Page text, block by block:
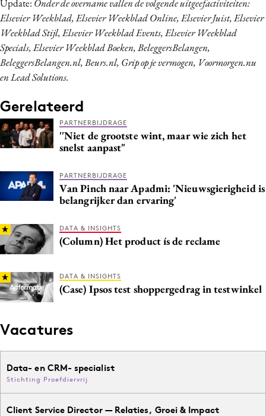
Update: Onder de overname vallen de volgende uitgeefactiviteiten:
Elsevier Weekblad, Elsevier Weekblad Online, Elsevier Juist, Elsevier
Weekblad Stijl, Elsevier Weekblad Events, Elsevier Weekblad
Specials, Elsevier Weekblad Boeken, BeleggersBelangen,
BeleggersBelangen.nl, Beurs.nl, Grip op je vermogen, Voormorgen.nu
en Lead Solutions.
Gerelateerd
PARTNERBIJDRAGE
''Niet de grootste wint, maar wie zich het
snelst aanpast"
PARTNERBIJDRAGE
Van Pinch naar Apadmi: 'Nieuwsgierigheid is
belangrijker dan ervaring'
DATA & INSIGHTS
(Column) Het product ís de reclame
DATA & INSIGHTS
(Case) Ipsos test shoppergedrag in testwinkel
Vacatures
Data- en CRM- specialist
Stichting Proefdiervrij
Client Service Director — Relaties, Groei & Impact